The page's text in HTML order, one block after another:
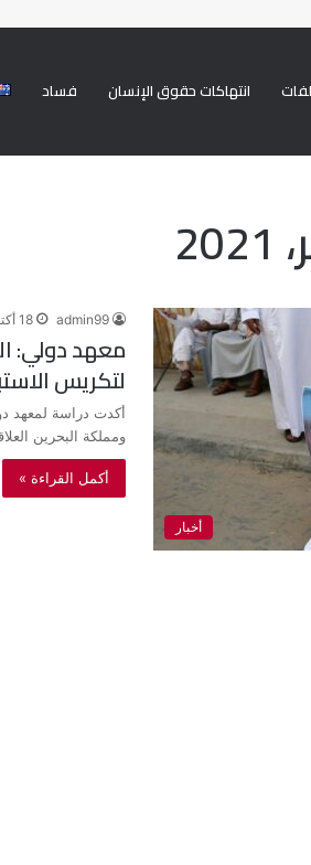
انتهاكات حقوق الإنسان فساد
أخبار
admin99 18 أكتوبر، 2021
معهد دولي:
لتكريس
أكدت دراسة لمعهد
ومملكة البحرين
أكمل القراءة »